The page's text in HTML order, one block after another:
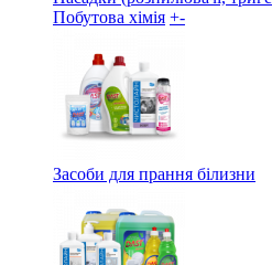
Побутова хімія +-
Засоби для прання білизни